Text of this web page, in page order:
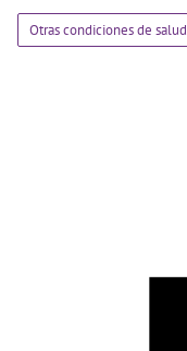
Otras condiciones de salud